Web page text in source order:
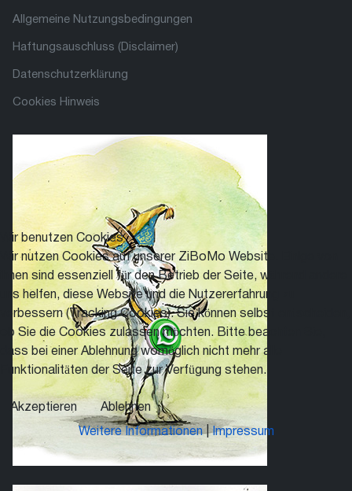
Allgemeine Nutzungsbedingungen
Haftungsauschluss (Disclaimer)
Datenschutzerklärung
Cookies Hinweis
Wir benutzen Cookies
Wir nutzen Cookies auf unserer ZiBoMo Website. Einige von
ihnen sind essenziell für den Betrieb der Seite, während andere
uns helfen, diese Website und die Nutzererfahrung zu
verbessern (Tracking Cookies). Sie können selbst entscheiden,
ob Sie die Cookies zulassen möchten. Bitte beachten Sie,
dass bei einer Ablehnung womöglich nicht mehr alle
Funktionalitäten der Seite zur Verfügung stehen.
Akzeptieren Ablehnen
Weitere Informationen|Impressum